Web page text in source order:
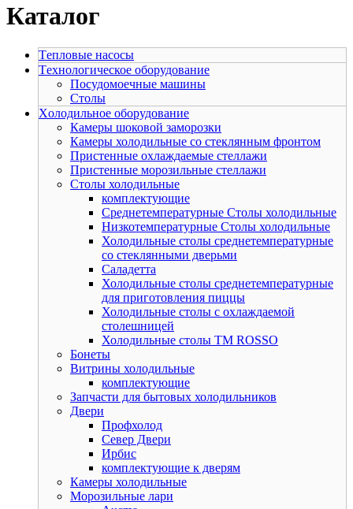
Каталог
Tепловые насосы
Tехнологическое оборудование
Посудомоечные машины
Столы
Xолодильное оборудование
Камеры шоковой заморозки
Камеры холодильные со стеклянным фронтом
Пристенные охлаждаемые стеллажи
Пристенные морозильные стеллажи
Столы холодильные
комплектующие
Среднетемпературные Столы холодильные
Низкотемпературные Столы холодильные
Холодильные столы среднетемпературные
со стеклянными дверьми
Саладетта
Холодильные столы среднетемпературные
для приготовления пиццы
Холодильные столы с охлаждаемой
столешницей
Холодильные столы ТМ ROSSO
Бонеты
Витрины холодильные
комплектующие
Запчасти для бытовых холодильников
Двери
Профхолод
Север Двери
Ирбис
комплектующие к дверям
Камеры холодильные
Морозильные лари